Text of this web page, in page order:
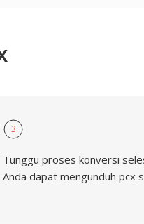
3
Tunggu proses konversi
Anda dapat mengunduh pcx